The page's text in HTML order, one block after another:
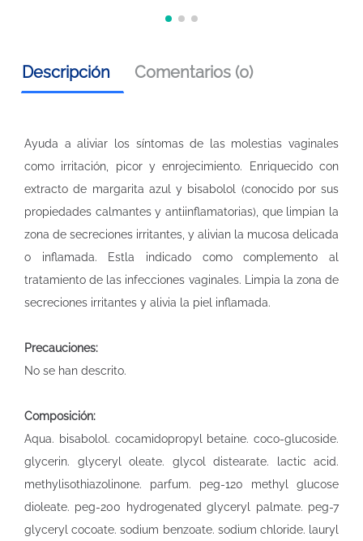
Descripción Comentarios (0)
Ayuda a aliviar los síntomas de las molestias vaginales
como irritación, picor y enrojecimiento. Enriquecido con
extracto de margarita azul y bisabolol (conocido por sus
propiedades calmantes y antiinflamatorias), que limpian la
zona de secreciones irritantes, y alivian la mucosa delicada
o inflamada. Estla indicado como complemento al
tratamiento de las infecciones vaginales. Limpia la zona de
secreciones irritantes y alivia la piel inflamada.
Precauciones:
No se han descrito.
Composición:
Aqua. bisabolol. cocamidopropyl betaine. coco-glucoside.
glycerin. glyceryl oleate. glycol distearate. lactic acid.
methylisothiazolinone. parfum. peg-120 methyl glucose
dioleate. peg-200 hydrogenated glyceryl palmate. peg-7
glyceryl cocoate. sodium benzoate. sodium chloride. lauryl